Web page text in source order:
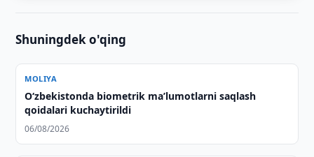
Shuningdek o'qing
MOLIYA
O‘zbekistonda biometrik maʼlumotlarni saqlash
qoidalari kuchaytirildi
06/08/2026